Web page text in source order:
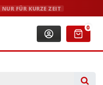
NUR FÜR KURZE ZEIT
0